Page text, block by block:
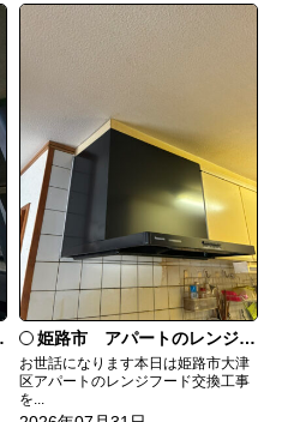
姫路市 アパートのレンジフード交換
お世話になります本日は姫路市大津
区アパートのレンジフード交換工事
を...